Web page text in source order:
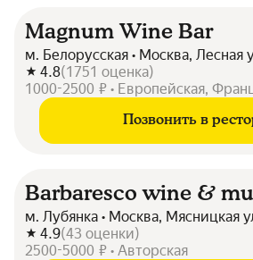
Magnum Wine Bar
м. Белорусская • Москва, Лесная
4.8(1751 оценка)
1000-2500 ₽ • Европейская,
Позвонить в
Barbaresco wine &
м. Лубянка • Москва, Мясницкая
4.9(43 оценки)
2500-5000 ₽ • Авторская